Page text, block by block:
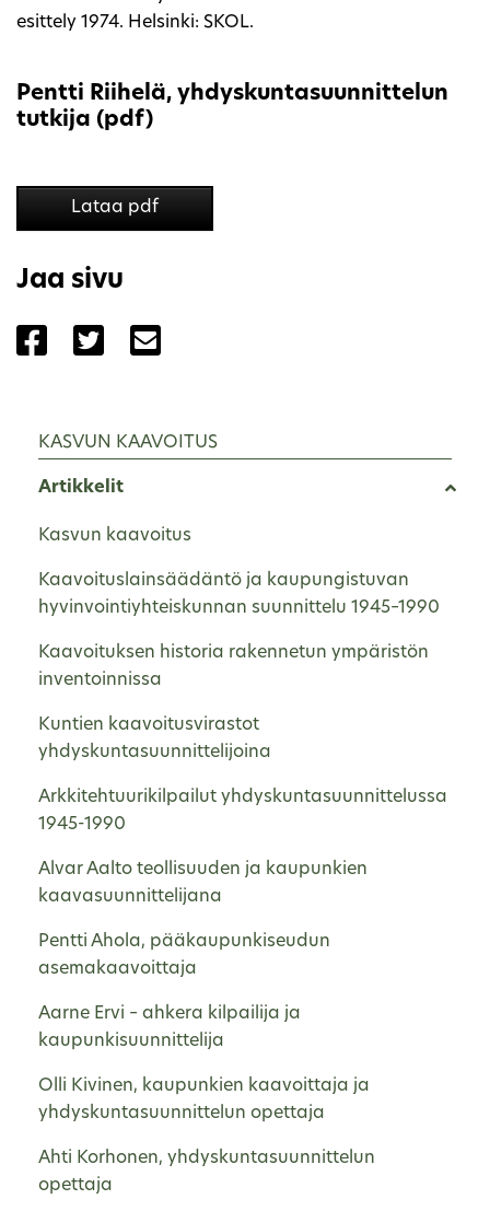
esittely 1974. Helsinki: SKOL.
Pentti Riihelä, yhdyskuntasuunnittelun
tutkija (pdf)
Lataa pdf
Jaa sivu
Jaa sivu palvelussa Facebook
Jaa sivu palvelussa Twitter
KASVUN KAAVOITUS
Artikkelit
Kasvun kaavoitus
Kaavoituslainsäädäntö ja kaupungistuvan
hyvinvointiyhteiskunnan suunnittelu 1945–1990
Kaavoituksen historia rakennetun ympäristön
inventoinnissa
Kuntien kaavoitusvirastot
yhdyskuntasuunnittelijoina
Arkkitehtuurikilpailut yhdyskuntasuunnittelussa
1945-1990
Alvar Aalto teollisuuden ja kaupunkien
kaavasuunnittelijana
Pentti Ahola, pääkaupunkiseudun
asemakaavoittaja
Aarne Ervi – ahkera kilpailija ja
kaupunkisuunnittelija
Olli Kivinen, kaupunkien kaavoittaja ja
yhdyskuntasuunnittelun opettaja
Ahti Korhonen, yhdyskuntasuunnittelun
opettaja